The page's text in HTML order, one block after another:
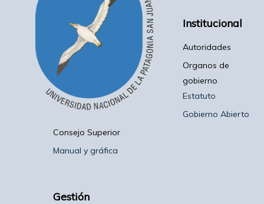
Institucional
Autoridades
Organos de
gobierno
Estatuto
Gobierno Abierto
Consejo Superior
Manual y gráfica
Gestión